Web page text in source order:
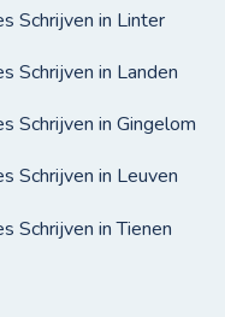
Schrijven in Linter
Schrijven in Landen
Schrijven in Gingelom
Schrijven in Leuven
Schrijven in Tienen